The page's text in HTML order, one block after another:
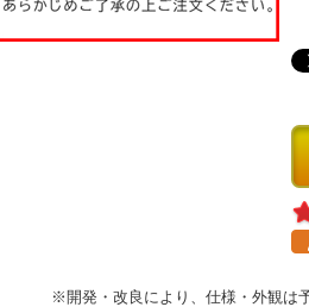
※開発・改良により、仕様・外観は